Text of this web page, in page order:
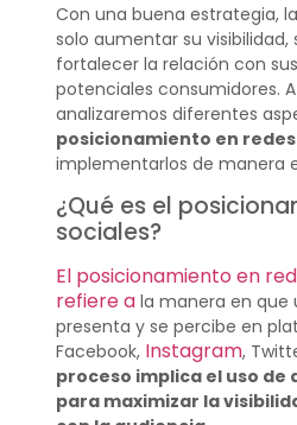
Con una buena estrategia,
solo aumentar su visibilidad,
fortalecer la relación con
potenciales consumidores.
analizaremos diferentes
posicionamiento en
implementarlos de manera
¿Qué es el
sociales?
El posicionamiento en
refiere ala manera en que
presenta y se percibe en
Facebook, Instagram,
proceso implica el uso
para maximizar la